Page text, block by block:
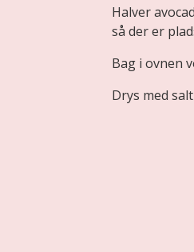
Halver
så der er
Bag i ovnen
Drys med